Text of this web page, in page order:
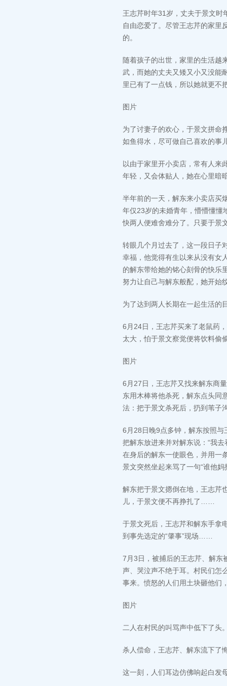
王志芹时年31岁，丈夫于景文时
自由恋爱了。尽管王志芹的家里
的。
随着孩子的出世，家里的生活越
武，而她的丈夫又矮又小又没能
里已有了一点钱，所以她就更不
图片
为了讨妻子的欢心，于景文拼命
如鱼得水，尽可做自己喜欢的事
以由于家里开小卖店，常有人来
年轻，又会体贴人，她在心里暗
半年前的一天，解东来小卖店买
年仅23岁的未婚青年，懵懵懂懂
快两人便难舍难分了。只要于景
转眼几个月过去了，这一段日子
幸福，他觉得有生以来从没有女
的解东带给她的铭心刻骨的快乐
努力让自己与解东般配，她开始
为了达到两人长期在一起生活的
6月24日，王志芹买来了老鼠药
太大，怕于景文察觉便将饮料偷
图片
6月27日，王志芹又找来解东商
东用木棒将他杀死，解东点头同
法：把于景文杀死后，扔到苇子
6月28日晚9点多钟，解东按照
把解东放进来并对解东说：“我
在身后的解东一使眼色，并用一
景文突然坐起来骂了一句“谁他
解东把于景文摁倒在地，王志芹
儿，于景文便不再挣扎了……
于景文死后，王志芹和解东手拿
到事先选定的“肇事”现场……
7月3日，被捕后的王志芹、解东
声、哭泣声不绝于耳。村民们怎
事来。愤怒的人们用土块砸他
图片
二人在村民的叫骂声中低下了头
杀人偿命，王志芹、解东流下
这一刻，人们耳边仿佛响起白